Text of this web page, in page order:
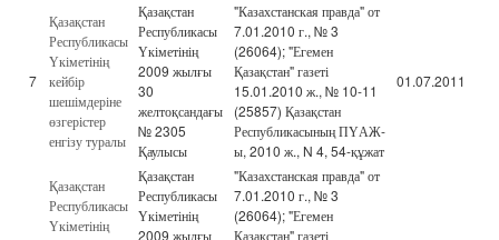
7
Қазақстан
Республикасы
Үкіметінің
кейбір
шешімдеріне
өзгерістер
енгізу туралы
Қазақстан
Республикасы
Үкіметінің
2009 жылғы
30
желтоқсандағы
№ 2305
Қаулысы
"Казахстанская правда" от
7.01.2010 г., № 3
(26064); "Егемен
Қазақстан" газеті
15.01.2010 ж., № 10-11
(25857) Қазақстан
Республикасының ПҮАЖ-
ы, 2010 ж., N 4, 54-құжат
01.07.2011
Қазақстан
Республикасы
Үкіметінің
Қазақстан
Республикасы
Үкіметінің
2009 жылғы
"Казахстанская правда" от
7.01.2010 г., № 3
(26064); "Егемен
Қазақстан" газеті